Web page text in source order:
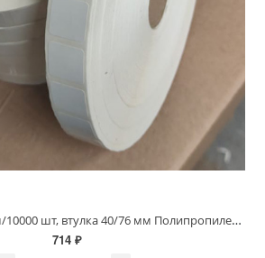
PP этикетка 20*20 мм/10000 шт, втулка 40/76 мм Полипропилен Белая Глянцевая
714 ₽